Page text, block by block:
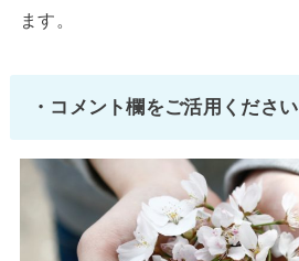
ます。
・コメント欄をご活用ください